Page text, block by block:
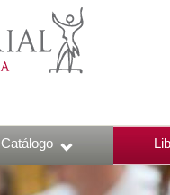
Catálogo